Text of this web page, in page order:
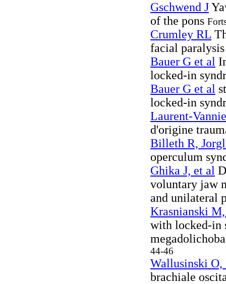
Gschwend J
of the pons
Crumley RL
facial
Bauer G et al
locked-in
Bauer G et al
locked-in
Laurent-
d'origine
Billeth R,
operculum
Ghika J, et al
voluntary jaw
and unilateral
Krasnianski
with locked-in
44-46
Wallusinski O,
brachiale